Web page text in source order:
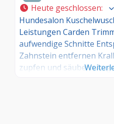
Heute geschlossen:
Hundesalon
Leistungen Carden
aufwendige Schnitte
Zahnstein entfernen
zupfen und säubern